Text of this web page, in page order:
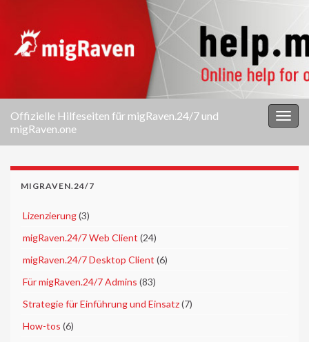
Offizielle Hilfeseiten für migRaven.24/7 und
migRaven.one
MIGRAVEN.24/7
Lizenzierung(3)
migRaven.24/7 Web Client (24)
migRaven.24/7 Desktop Client (6)
Für migRaven.24/7 Admins (83)
Strategie für Einführung und Einsatz(7)
How-tos (6)